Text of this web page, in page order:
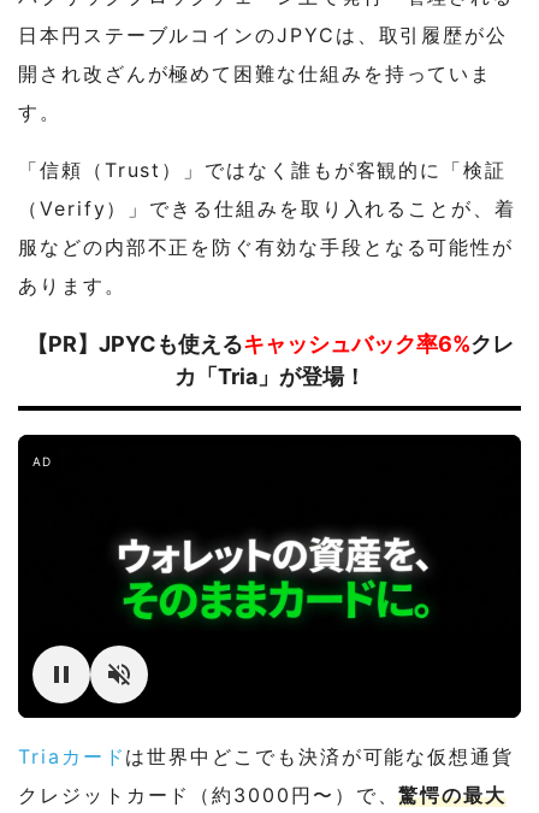
日本円ステーブルコインのJPYCは、取引履歴が公
開され改ざんが極めて困難な仕組みを持っていま
す。
「信頼（Trust）」ではなく誰もが客観的に「検証
（Verify）」できる仕組みを取り入れることが、着
服などの内部不正を防ぐ有効な手段となる可能性が
あります。
【PR】JPYCも使えるキャッシュバック率6%クレ
カ「Tria」が登場！
AD
Triaカード は世界中どこでも決済が可能な仮想通貨
クレジットカード（約3000円〜）で、驚愕の最大